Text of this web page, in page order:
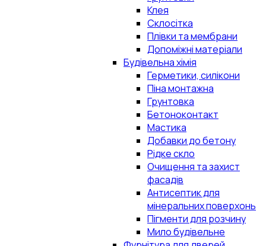
Клея
Склосітка
Плівки та мембрани
Допоміжні матеріали
Будівельна хімія
Герметики, силікони
Піна монтажна
Грунтовка
Бетоноконтакт
Мастика
Добавки до бетону
Рідке скло
Очищення та захист
фасадів
Антисептик для
мінеральних поверхонь
Пігменти для розчину
Мило будівельне